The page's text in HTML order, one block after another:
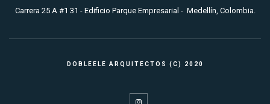
Carrera 25 A #1 31 - Edificio Parque Empresarial - Medellín, Colombia.
DOBLEELE ARQUITECTOS (C) 2020